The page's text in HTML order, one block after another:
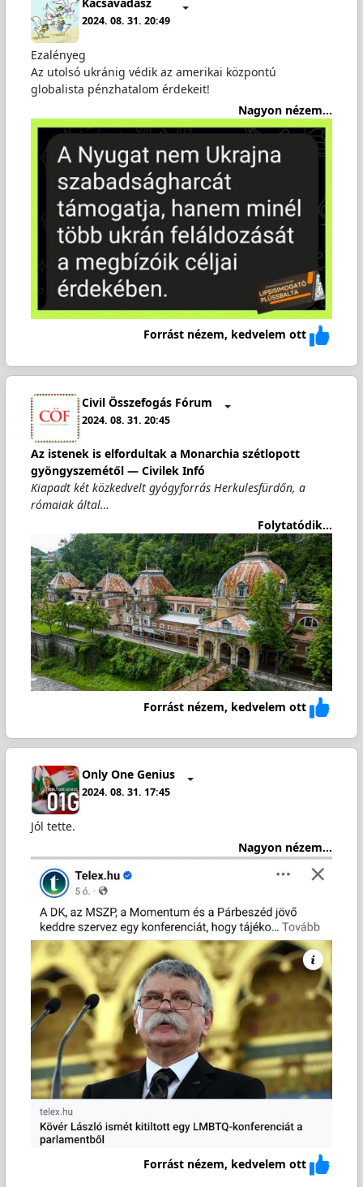
Kacsavadász
2024. 08. 31. 20:49
Ezalényeg
Az utolsó ukránig védik az amerikai központú
globalista pénzhatalom érdekeit!
Nagyon nézem...
Forrást nézem, kedvelem ott
Civil Összefogás Fórum
2024. 08. 31. 20:45
Az istenek is elfordultak a Monarchia szétlopott
gyöngyszemétől — Civilek Infó
Kiapadt két közkedvelt gyógyforrás Herkulesfürdőn, a
rómaiak által…
Folytatódik...
Forrást nézem, kedvelem ott
Only One Genius
2024. 08. 31. 17:45
Jól tette.
Nagyon nézem...
Forrást nézem, kedvelem ott